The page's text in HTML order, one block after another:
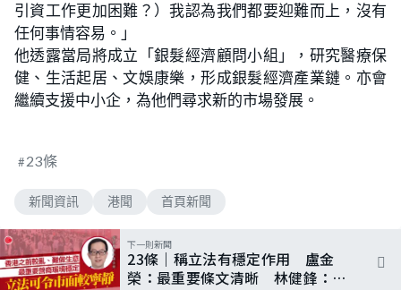
引資工作更加困難？）我認為我們都要迎難而上，沒有
任何事情容易。」
他透露當局將成立「銀髮經濟顧問小組」，研究醫療保
健、生活起居、文娛康樂，形成銀髮經濟產業鏈。亦會
繼續支援中小企，為他們尋求新的市場發展。
23條
新聞資訊 港聞 首頁新聞
下一則新聞
23條｜稱立法有穩定作用 盧金
榮：最重要條文清晰 林健鋒：不